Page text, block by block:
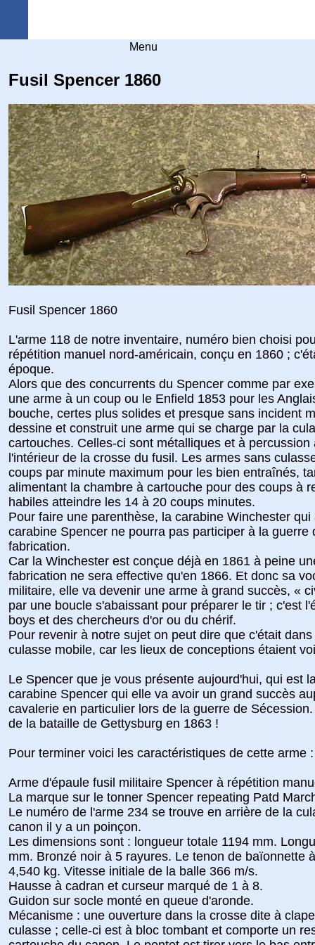
Menu
Fusil Spencer 1860
Fusil Spencer 1860
L'arme 118 de notre inventaire, numéro bien choisi
répétition manuel nord-américain, conçu en 1860 ;
époque.
Alors que des concurrents du Spencer comme par
une arme à un coup ou le Enfield 1853 pour les
bouche, certes plus solides et presque sans incident
dessine et construit une arme qui se charge par la
cartouches. Celles-ci sont métalliques et à
l'intérieur de la crosse du fusil. Les armes sans
coups par minute maximum pour les bien entraînés,
alimentant la chambre à cartouche pour des coups à
habiles atteindre les 14 à 20 coups minutes.
Pour faire une parenthèse, la carabine Winchester
carabine Spencer ne pourra pas participer à la
fabrication.
Car la Winchester est conçue déjà en 1861 à peine
fabrication ne sera effective qu'en 1866. Et donc sa
militaire, elle va devenir une arme à grand succès, «
par une boucle s'abaissant pour préparer le tir ; c'est
boys et des chercheurs d'or ou du chérif.
Pour revenir à notre sujet on peut dire que c'était
culasse mobile, car les lieux de conceptions étaient
Le Spencer que je vous présente aujourd'hui, qui est
carabine Spencer qui elle va avoir un grand succès
cavalerie en particulier lors de la guerre de
de la bataille de Gettysburg en 1863 !
Pour terminer voici les caractéristiques de cette arme :
Arme d'épaule fusil militaire Spencer à répétition
La marque sur le tonner Spencer repeating Patd
Le numéro de l'arme 234 se trouve en arrière de la
canon il y a un poinçon.
Les dimensions sont : longueur totale 1194 mm.
mm. Bronzé noir à 5 rayures. Le tenon de baïonnette
4,540 kg. Vitesse initiale de la balle 366 m/s.
Hausse à cadran et curseur marqué de 1 à 8.
Guidon sur socle monté en queue d'aronde.
Mécanisme : une ouverture dans la crosse dite à
culasse ; celle-ci est à bloc tombant et comporte un